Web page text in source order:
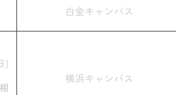
白金キャンパス
)
横浜キャンパス